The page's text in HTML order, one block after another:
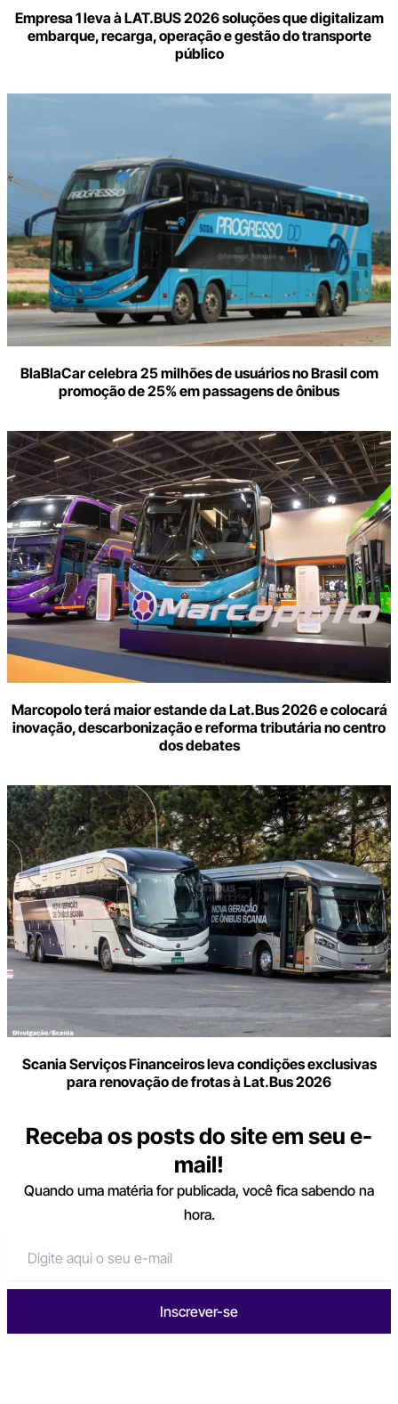
Empresa 1 leva à LAT.BUS 2026 soluções que digitalizam
embarque, recarga, operação e gestão do transporte
público
BlaBlaCar celebra 25 milhões de usuários no Brasil com
promoção de 25% em passagens de ônibus
Marcopolo terá maior estande da Lat.Bus 2026 e colocará
inovação, descarbonização e reforma tributária no centro
dos debates
Scania Serviços Financeiros leva condições exclusivas
para renovação de frotas à Lat.Bus 2026
Receba os posts do site em seu e-
mail!
Quando uma matéria for publicada, você fica sabendo na
hora.
Inscrever-se